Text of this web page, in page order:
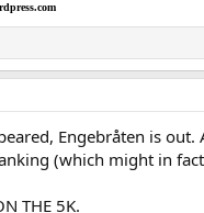
Engebråten is
(which might in
THE 5K.